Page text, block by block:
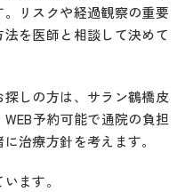
リスクや経過観察の重要
を医師と相談して決めて
しの方は、サラン鶴橋皮
予約可能で通院の負担
治療方針を考えます。
ます。